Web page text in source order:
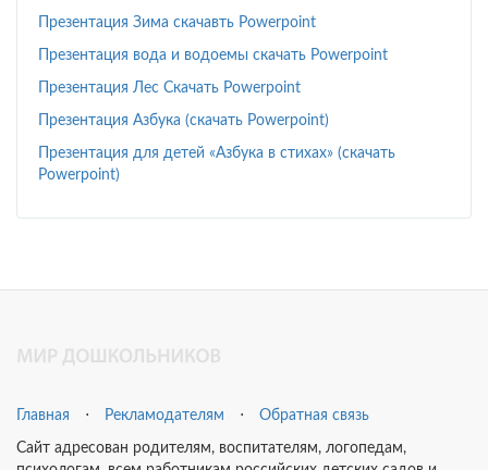
Презентация Зима скачавть Powerpoint
Презентация вода и водоемы скачать Powerpoint
Презентация Лес Скачать Powerpoint
Презентация Азбука (скачать Powerpoint)
Презентация для детей «Азбука в стихах» (скачать
Powerpoint)
Главная ⋅ Рекламодателям ⋅ Обратная связь
Сайт адресован родителям, воспитателям, логопедам,